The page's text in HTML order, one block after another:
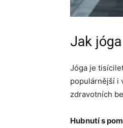
Jak
Jóga je
populárnější i
zdravotních
Hubnutí s